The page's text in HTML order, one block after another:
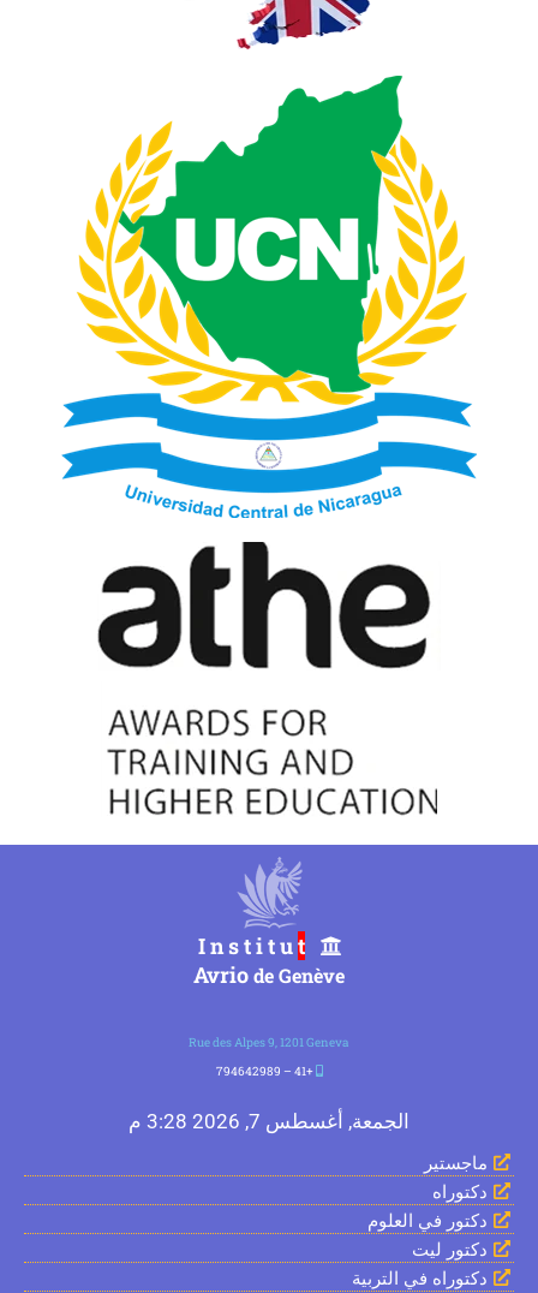
I n s t i t u
t
Avriode Genève
Rue des Alpes 9, 1201 Geneva
+41 – 794642989
الجمعة, أغسطس 7, 2026 3:28 م
ماجستير
دكتوراه
دكتور في العلوم
دكتور ليت
دكتوراه في التربية